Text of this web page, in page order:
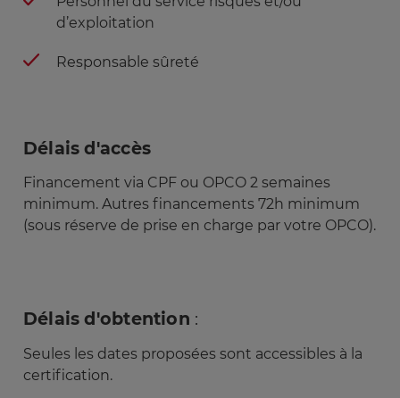
d’exploitation
Responsable sûreté
Délais d'accès
Financement via CPF ou OPCO 2 semaines
minimum. Autres financements 72h minimum
(sous réserve de prise en charge par votre OPCO).
Délais d'obtention :
Seules les dates proposées sont accessibles à la
certification.